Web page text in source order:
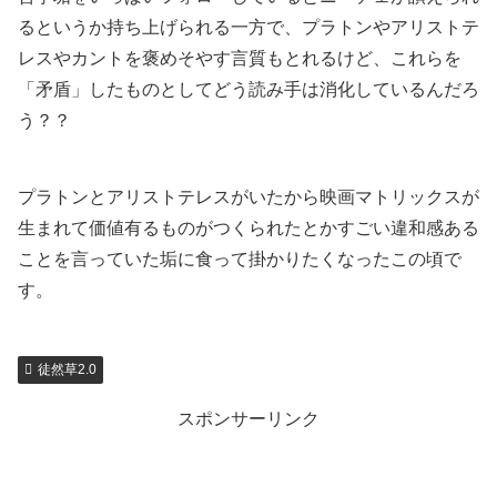
るというか持ち上げられる一方で、プラトンやアリストテ
レスやカントを褒めそやす言質もとれるけど、これらを
「矛盾」したものとしてどう読み手は消化しているんだろ
う？？
プラトンとアリストテレスがいたから映画マトリックスが
生まれて価値有るものがつくられたとかすごい違和感ある
ことを言っていた垢に食って掛かりたくなったこの頃で
す。
徒然草2.0
スポンサーリンク